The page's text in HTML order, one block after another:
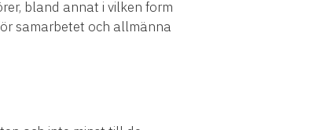
bland annat i vilken form
samarbetet och allmänna